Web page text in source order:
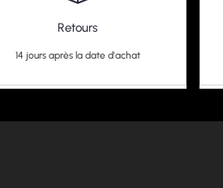
Retours
14 jours après la date d'achat